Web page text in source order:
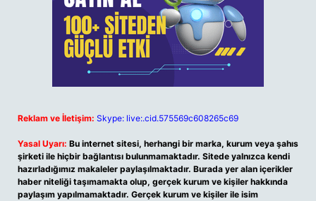
Reklam ve İletişim: Skype: live:.cid.575569c608265c69
Yasal Uyarı: Bu internet sitesi, herhangi bir marka, kurum veya şahıs
şirketi ile hiçbir bağlantısı bulunmamaktadır. Sitede yalnızca kendi
hazırladığımız makaleler paylaşılmaktadır. Burada yer alan içerikler
haber niteliği taşımamakta olup, gerçek kurum ve kişiler hakkında
paylaşım yapılmamaktadır. Gerçek kurum ve kişiler ile isim